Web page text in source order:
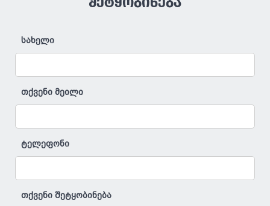
სახელი
თქვენი მეილი
ტელეფონი
თქვენი შეტყობინება